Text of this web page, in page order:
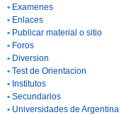
• Examenes
• Enlaces
• Publicar material o sitio
• Foros
• Diversion
• Test de Orientacion
• Institutos
• Secundarios
• Universidades de Argentina